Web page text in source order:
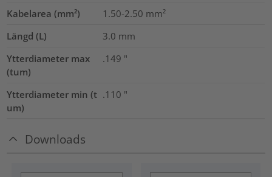
Kabelarea (mm²)
1.50-2.50 mm²
Längd (L)
3.0 mm
Ytterdiameter max
(tum)
.149 "
Ytterdiameter min (t
um)
.110 "
Downloads